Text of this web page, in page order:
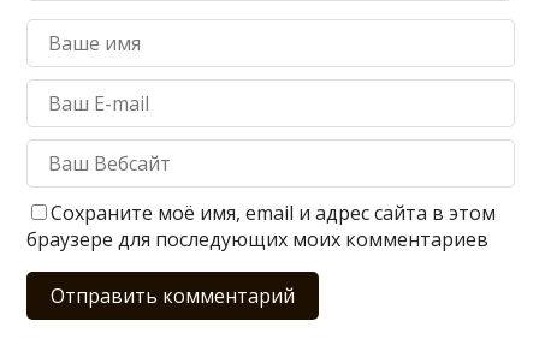
Сохраните моё имя, email и адрес сайта в этом
браузере для последующих моих комментариев